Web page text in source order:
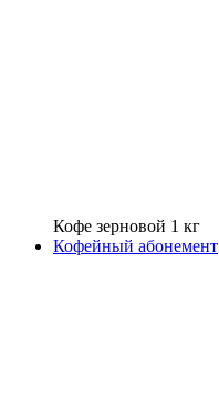
Кофе зерновой 1 кг
Кофейный абонемент